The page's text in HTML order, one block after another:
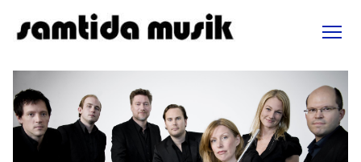
huvudinnehåll